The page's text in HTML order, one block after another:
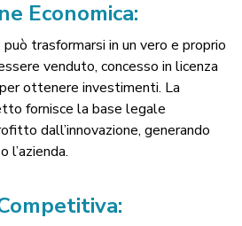
Economica:
trasformarsi in un vero e proprio
venduto, concesso in licenza
ottenere investimenti. La
fornisce la base legale
dall’innovazione, generando
l’azienda.